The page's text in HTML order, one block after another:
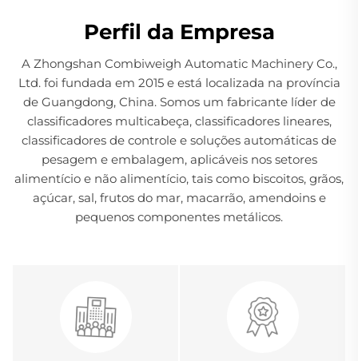
Perfil da Empresa
A Zhongshan Combiweigh Automatic Machinery Co.,
Ltd. foi fundada em 2015 e está localizada na província
de Guangdong, China. Somos um fabricante líder de
classificadores multicabeça, classificadores lineares,
classificadores de controle e soluções automáticas de
pesagem e embalagem, aplicáveis nos setores
alimentício e não alimentício, tais como biscoitos, grãos,
açúcar, sal, frutos do mar, macarrão, amendoins e
pequenos componentes metálicos.